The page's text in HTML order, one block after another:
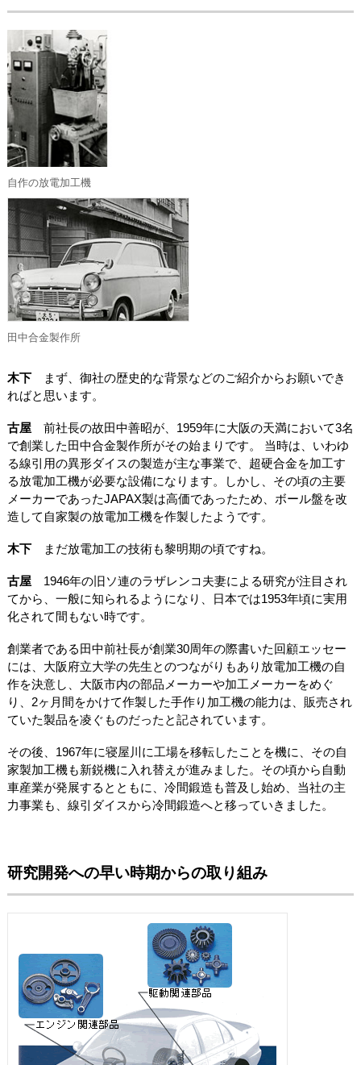
自作の放電加工機
田中合金製作所
木下まず、御社の歴史的な背景などのご紹介からお願いでき
ればと思います。
古屋前社長の故田中善昭が、1959年に大阪の天満において3名
で創業した田中合金製作所がその始まりです。 当時は、いわゆ
る線引用の異形ダイスの製造が主な事業で、超硬合金を加工す
る放電加工機が必要な設備になります。しかし、その頃の主要
メーカーであったJAPAX製は高価であったため、ボール盤を改
造して自家製の放電加工機を作製したようです。
木下まだ放電加工の技術も黎明期の頃ですね。
古屋1946年の旧ソ連のラザレンコ夫妻による研究が注目され
てから、一般に知られるようになり、日本では1953年頃に実用
化されて間もない時です。
創業者である田中前社長が創業30周年の際書いた回顧エッセー
には、大阪府立大学の先生とのつながりもあり放電加工機の自
作を決意し、大阪市内の部品メーカーや加工メーカーをめぐ
り、2ヶ月間をかけて作製した手作り加工機の能力は、販売され
ていた製品を凌ぐものだったと記されています。
その後、1967年に寝屋川に工場を移転したことを機に、その自
家製加工機も新鋭機に入れ替えが進みました。その頃から自動
車産業が発展するとともに、冷間鍛造も普及し始め、当社の主
力事業も、線引ダイスから冷間鍛造へと移っていきました。
研究開発への早い時期からの取り組み